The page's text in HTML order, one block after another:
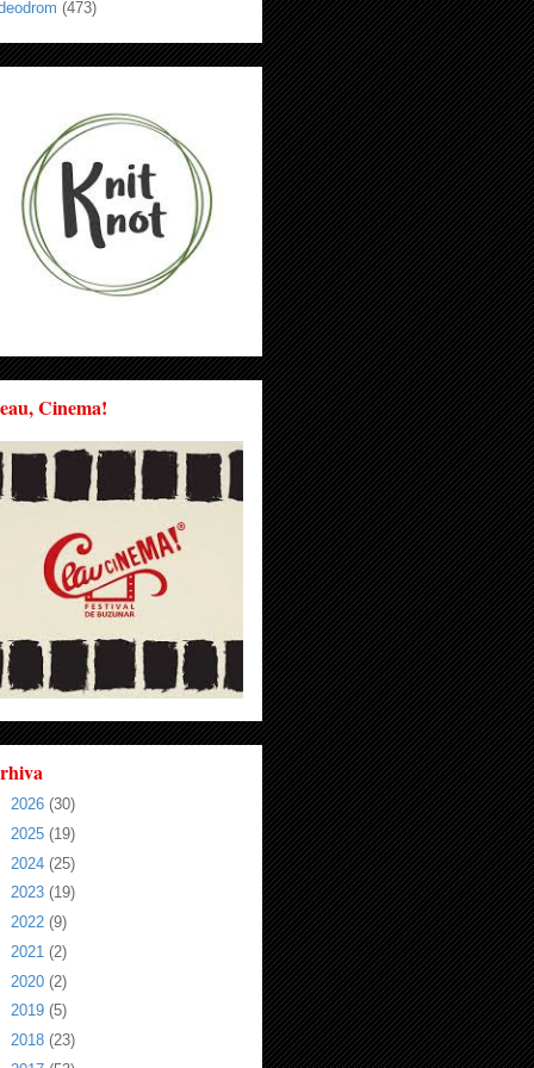
(473)
Cinema!
2026 (30)
2025 (19)
2024 (25)
2023 (19)
2022 (9)
2021 (2)
2020 (2)
2019 (5)
2018 (23)